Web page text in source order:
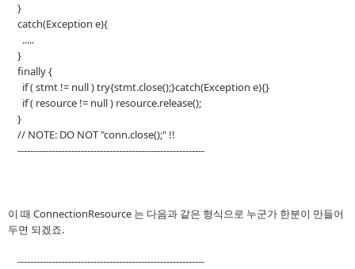
}
catch(Exception e){
.....
}
finally {
if ( stmt != null ) try{stmt.close();}catch(Exception e){}
if ( resource != null ) resource.release();
}
// NOTE: DO NOT "conn.close();" !!
-----------------------------------------------------------
이 때 ConnectionResource 는 다음과 같은 형식으로 누군가 한분이 만들어
두면 되겠죠.
-----------------------------------------------------------